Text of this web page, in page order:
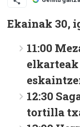
Ekainak 30,
11:00
12:30
tortilla